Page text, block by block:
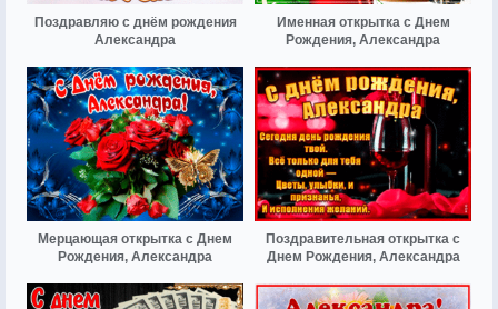
Поздравляю с днём рождения
Александра
Именная открытка с Днем
Рождения, Александра
Мерцающая открытка с Днем
Рождения, Александра
Поздравительная открытка с
Днем Рождения, Александра